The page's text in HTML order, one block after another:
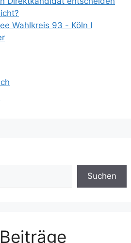
Wahlkreis 93 - Köln I
Suchen